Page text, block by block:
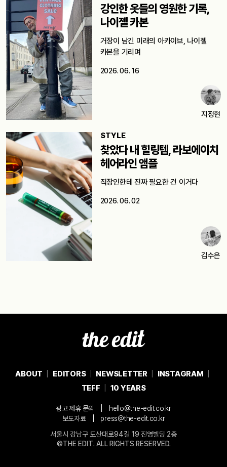
강인한 옷들의 영원한 기록,
나이젤 카본
거장이 남긴 미래의 아카이브, 나이젤
카본을 기리며
2026. 06. 16
지정현
STYLE
찾았다 내 힐링템, 라보에이치
헤어라인 앰플
직장인한테 진짜 필요한 건 이거다
2026. 06. 02
김수은
ABOUT EDITORS NEWSLETTER
INSTAGRAM
TEFF
10 YEARS
광고 제휴 문의
hello@the-edit.co.kr
보도자료
press@the-edit.co.kr
서울시 강남구 도산대로94길 19 진영빌딩 2층
©THE EDIT. ALL RIGHTS RESERVED.